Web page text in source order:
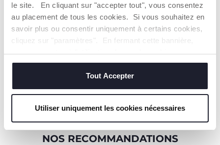
le site. En cliquant sur "accepter tout", vous consentez
au placement de tous les cookies. Si vous souhaitez en
savoir plus ou consentir uniquement à certains cookies,
cliquez sur "paramètres". En fermant cette bannière,
vous consentez à l'utilisation des seuls cookies
techniques, qui sont essentiels au service demandé.
Tout Accepter
Utiliser uniquement les cookies nécessaires
DOUDOU AVEC
ÉLECTRONIQUE.
NOS RECOMMANDATIONS